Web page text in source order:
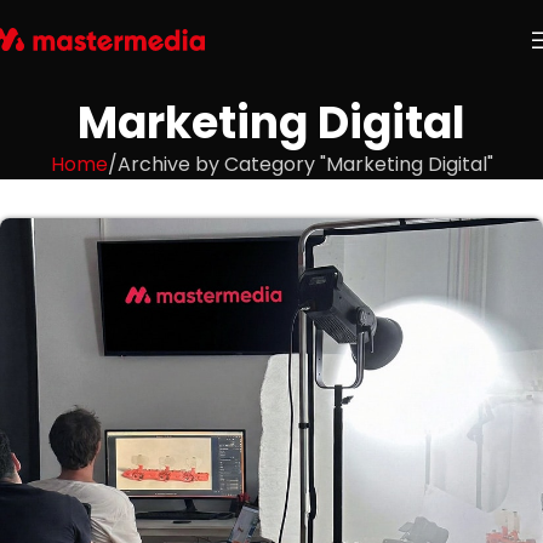
Marketing Digital
Home Archive by Category "Marketing Digital"